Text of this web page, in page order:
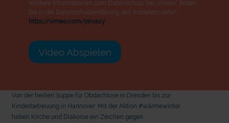
Weitere Informationen zum Datenschutz bei „Vimeo“ finden
Sie in der Datenschutzerklärung des Anbieters unter:
https://vimeo.com/privacy
Video Abspielen
Von der heißen Suppe für Obdachlose in Dresden bis zur
Kinderbetreuung in Hannover: Mit der Aktion #wärmewinter
haben Kirche und Diakonie ein Zeichen gegen